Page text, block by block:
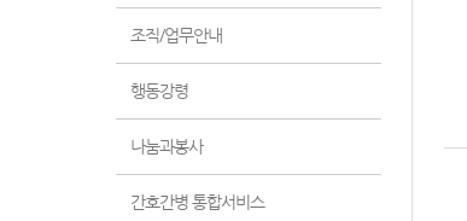
조직/업무안내
행동강령
나눔과봉사
간호간병 통합서비스